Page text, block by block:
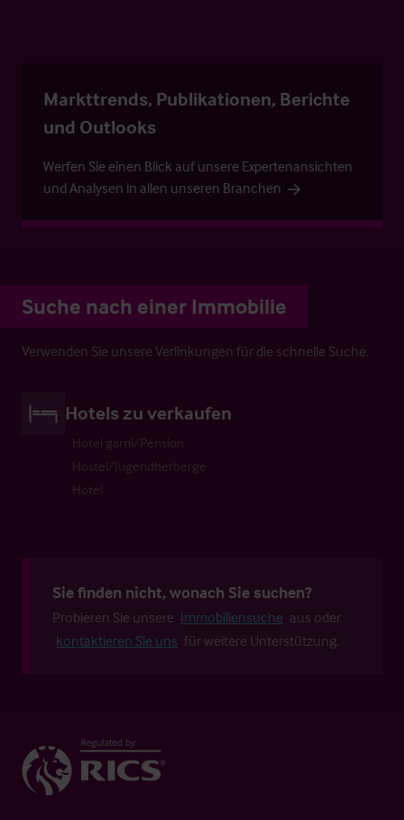
Markttrends, Publikationen, Berichte
und Outlooks
Werfen Sie einen Blick auf unsere Expertenansichten
und Analysen in allen unseren Branchen
Suche nach einer Immobilie
Verwenden Sie unsere Verlinkungen für die schnelle Suche.
Hotels zu verkaufen
Hotel garni/Pension
Hostel/Jugendherberge
Hotel
Sie finden nicht, wonach Sie suchen?
Probieren Sie unsere Immobiliensuche aus oder
kontaktieren Sie uns für weitere Unterstützung.